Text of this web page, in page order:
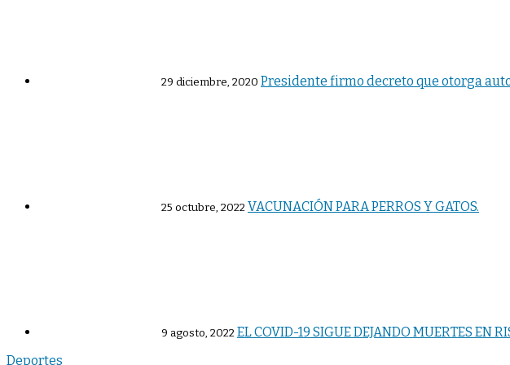
29 diciembre, 2020 Presidente firmo decreto que otorga
25 octubre, 2022VACUNACIÓN PARA PERROS Y GATOS.
9 agosto, 2022EL COVID-19 SIGUE DEJANDO MUERTES EN
Deportes